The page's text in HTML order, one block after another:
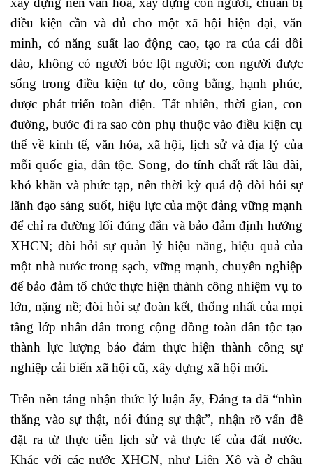
điều kiện cần và đủ cho một xã hội hiện đại, văn
minh, có năng suất lao động cao, tạo ra của cải dồi
dào, không có người bóc lột người; con người được
sống trong điều kiện tự do, công bằng, hạnh phúc,
được phát triển toàn diện. Tất nhiên, thời gian, con
đường, bước đi ra sao còn phụ thuộc vào điều kiện cụ
thể về kinh tế, văn hóa, xã hội, lịch sử và địa lý của
mỗi quốc gia, dân tộc. Song, do tính chất rất lâu dài,
khó khăn và phức tạp, nên thời kỳ quá độ đòi hỏi sự
lãnh đạo sáng suốt, hiệu lực của một đảng vững mạnh
để chỉ ra đường lối đúng đắn và bảo đảm định hướng
XHCN; đòi hỏi sự quản lý hiệu năng, hiệu quả của
một nhà nước trong sạch, vững mạnh, chuyên nghiệp
để bảo đảm tổ chức thực hiện thành công nhiệm vụ to
lớn, nặng nề; đòi hỏi sự đoàn kết, thống nhất của mọi
tầng lớp nhân dân trong cộng đồng toàn dân tộc tạo
thành lực lượng bảo đảm thực hiện thành công sự
nghiệp cải biến xã hội cũ, xây dựng xã hội mới.
Trên nền tảng nhận thức lý luận ấy, Đảng ta đã “nhìn
thẳng vào sự thật, nói đúng sự thật”, nhận rõ vấn đề
đặt ra từ thực tiễn lịch sử và thực tế của đất nước.
Khác với các nước XHCN, như Liên Xô và ở châu